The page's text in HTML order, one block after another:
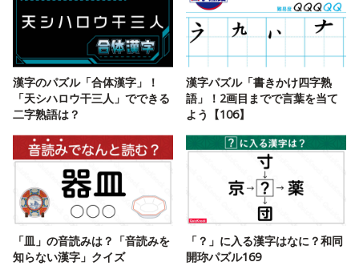
漢字のパズル「合体漢字」！
「天シハロウ干三人」でできる
二字熟語は？
漢字パズル「書きかけ四字熟
語」！2画目までで言葉を当て
よう【106】
「皿」の音読みは？「音読みを
知らない漢字」クイズ
「？」に入る漢字はなに？和同
開珎パズル169